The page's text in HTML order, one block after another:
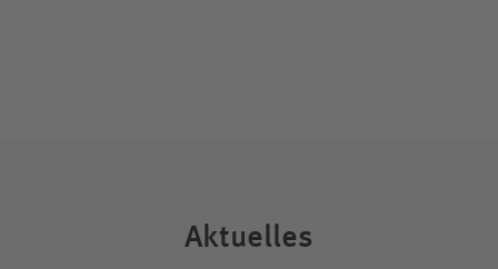
Aktuelles